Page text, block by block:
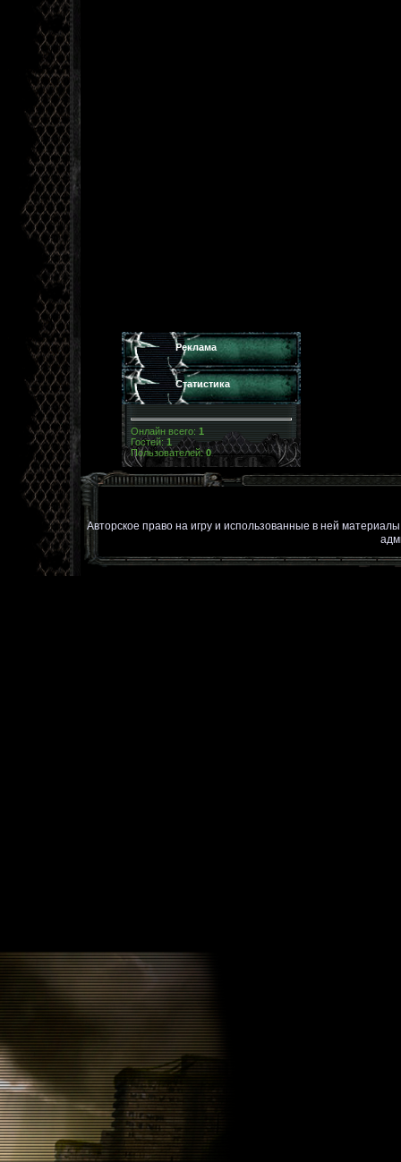
Реклама
Статистика
Онлайн всего: 1
Гостей: 1
Пользователей:0
Авторское право на игру и использованные в ней